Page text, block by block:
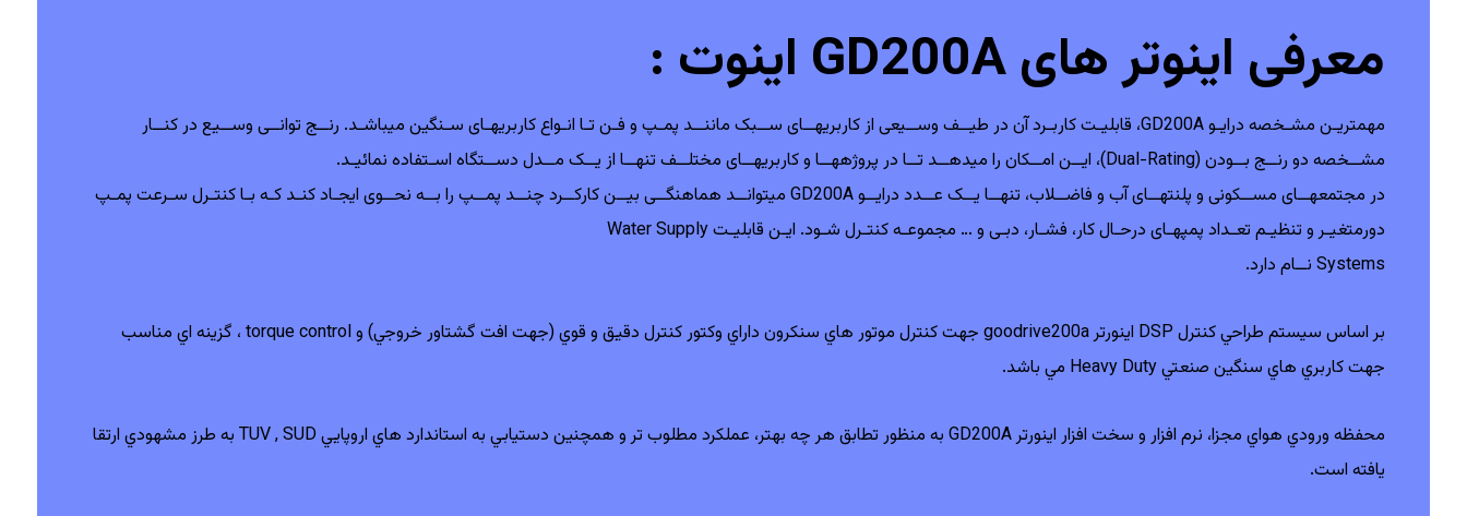
معرفی اینوتر های GD200A اینوت :
مهمتریـن مشـخصه درایـو GD200A، قابلیـت کاربـرد آن در طیــف وســیعی از کاربریهــای ســبک ماننــد پمـپ و فـن تـا انـواع کاربریهـای سـنگین میباشـد. رنــج توانــی وســیع در کنــار
مشــخصه دو رنــج بــودن (Dual-Rating)، ایــن امــکان را میدهــد تــا در پروژههــا و کاربریهــای مختلــف تنهــا از یــک مــدل دســتگاه اسـتفاده نمائیـد.
در مجتمعهــای مســکونی و پلنتهــای آب و فاضــلاب، تنهــا یــک عــدد درایــو GD200A میتوانــد هماهنگــی بیــن کارکــرد چنــد پمــپ را بــه نحــوی ایجـاد کنـد کـه بـا کنتـرل سـرعت پمـپ
دورمتغیـر و تنظیـم تعـداد پمپهـای درحـال کار، فشـار، دبـی و … مجموعـه کنتـرل شـود. ایـن قابلیـت Water Supply
Systems نــام دارد.
بر اساس سيستم طراحي كنترل DSP‌ اينورتر goodrive200a جهت كنترل موتور هاي سنكرون داراي وكتور كنترل دقيق و قوي (جهت افت گشتاور خروجي) و torque control ، گزينه اي مناسب
جهت كاربري هاي سنگين صنعتي Heavy Duty مي باشد.
محفظه ورودي هواي مجزا، نرم افزار و سخت افزار اينورتر GD200A به منظور تطابق هر چه بهتر، عملكرد مطلوب تر و همچنين دستيابي به استاندارد هاي اروپايي TUV , SUD‌ به طرز مشهودي ارتقا
يافته است.